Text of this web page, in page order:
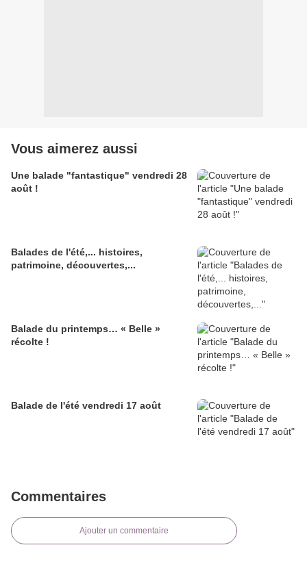
Vous aimerez aussi
Une balade "fantastique" vendredi 28
août !
Balades de l'été,... histoires,
patrimoine, découvertes,...
Balade du printemps… « Belle »
récolte !
Balade de l'été vendredi 17 août
Commentaires
Ajouter un commentaire